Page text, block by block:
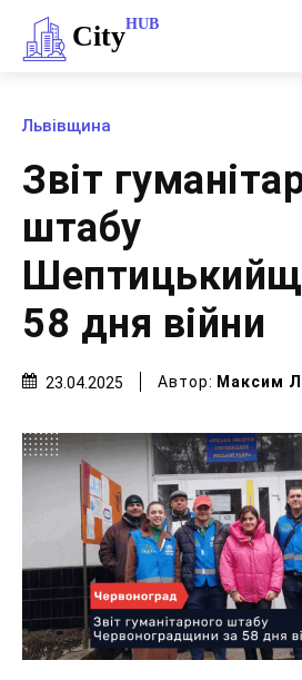
CityHUB
Львівщина
Звіт
штабу
58 дня війни
23.04.2025 Автор: Максим